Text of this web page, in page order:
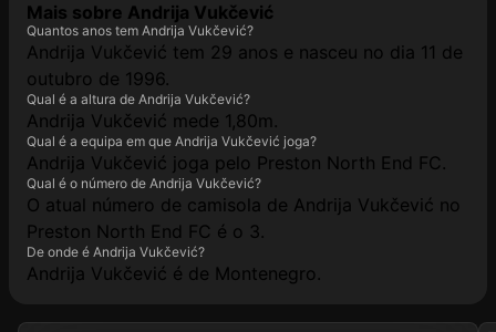
Mais sobre Andrija Vukčević
Quantos anos tem Andrija Vukčević?
Andrija Vukčević tem 29 anos e nasceu no dia 11 de
outubro de 1996.
Qual é a altura de Andrija Vukčević?
Andrija Vukčević mede 1,80m.
Qual é a equipa em que Andrija Vukčević joga?
Andrija Vukčević joga pelo Preston North End FC.
Qual é o número de Andrija Vukčević?
O atual número de camisola de Andrija Vukčević no
Preston North End FC é o 3.
De onde é Andrija Vukčević?
Andrija Vukčević é de Montenegro.